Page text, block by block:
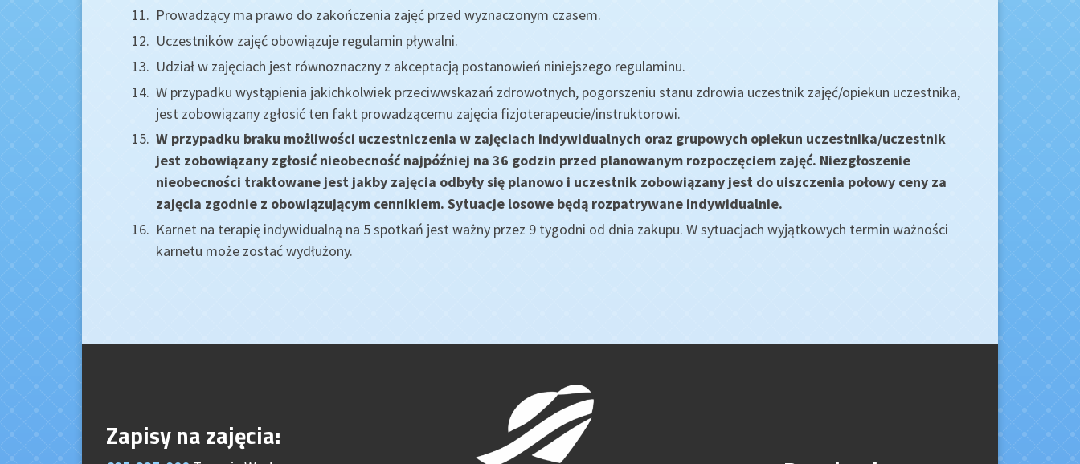
Prowadzący ma prawo do zakończenia zajęć przed wyznaczonym czasem.
Uczestników zajęć obowiązuje regulamin pływalni.
Udział w zajęciach jest równoznaczny z akceptacją postanowień niniejszego regulaminu.
W przypadku wystąpienia jakichkolwiek przeciwwskazań zdrowotnych, pogorszeniu stanu zdrowia uczestnik zajęć/opiekun uczestnika,
jest zobowiązany zgłosić ten fakt prowadzącemu zajęcia fizjoterapeucie/instruktorowi.
W przypadku braku możliwości uczestniczenia w zajęciach indywidualnych oraz grupowych opiekun uczestnika/uczestnik
jest zobowiązany zgłosić nieobecność najpóźniej na 36 godzin przed planowanym rozpoczęciem zajęć. Niezgłoszenie
nieobecności traktowane jest jakby zajęcia odbyły się planowo i uczestnik zobowiązany jest do uiszczenia połowy ceny za
zajęcia zgodnie z obowiązującym cennikiem. Sytuacje losowe będą rozpatrywane indywidualnie.
Karnet na terapię indywidualną na 5 spotkań jest ważny przez 9 tygodni od dnia zakupu. W sytuacjach wyjątkowych termin ważności
karnetu może zostać wydłużony.
Zapisy na zajęcia: